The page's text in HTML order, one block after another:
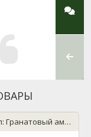
ни
и в
Материал: Гранатовый амфиболит